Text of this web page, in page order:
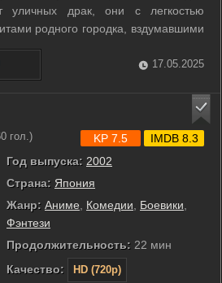
драк, они с легкостью
родного городка, вздумавшими
только с девушками им очень не
17.05.2025
гол.)
Год выпуска: 2002
Страна: Япония
Жанр: Аниме Комедии Боевики
Фэнтези
Продолжительность: 22 мин
Качество:
HD (720p)
KP 7.5 IMDB 8.3